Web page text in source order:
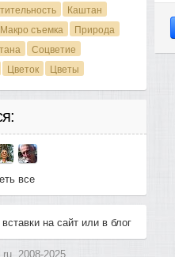
Каштан
Макро съемка
Природа
Соцветие
Цветок Цветы
все
на сайт или в блог
2008-2025